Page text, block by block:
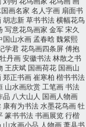
画名家 名人字画 扇面书
胡志新草书书法横幅花鸟
写意花鸟画家 金军宋久
国山水画孟春晗魏紫熙
学君花鸟画四条屏傅抱
丹画安徽书法林散之书
王庆斌 国画荷花 国画山
郑正书画崔寒柏 楷书书法
山水画欣赏 工笔画书法
品 八大山人 国画人物画
康有为书法水墨花鸟画牡
篆书书法书画展览行楷
山水画小品 人物画萧县书